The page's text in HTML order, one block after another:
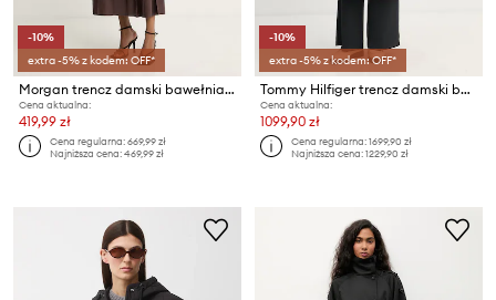
-10%
extra -5% z kodem: OFF*
Morgan trencz damski bawełniany
Cena aktualna:
419,99 zł
Cena regularna:669,99 zł
Najniższa cena:469,99 zł
-10%
extra -5% z kodem: OFF*
Tommy Hilfiger trencz damski bawełniany
Cena aktualna:
1099,90 zł
Cena regularna:1699,90 zł
Najniższa cena:1229,90 zł